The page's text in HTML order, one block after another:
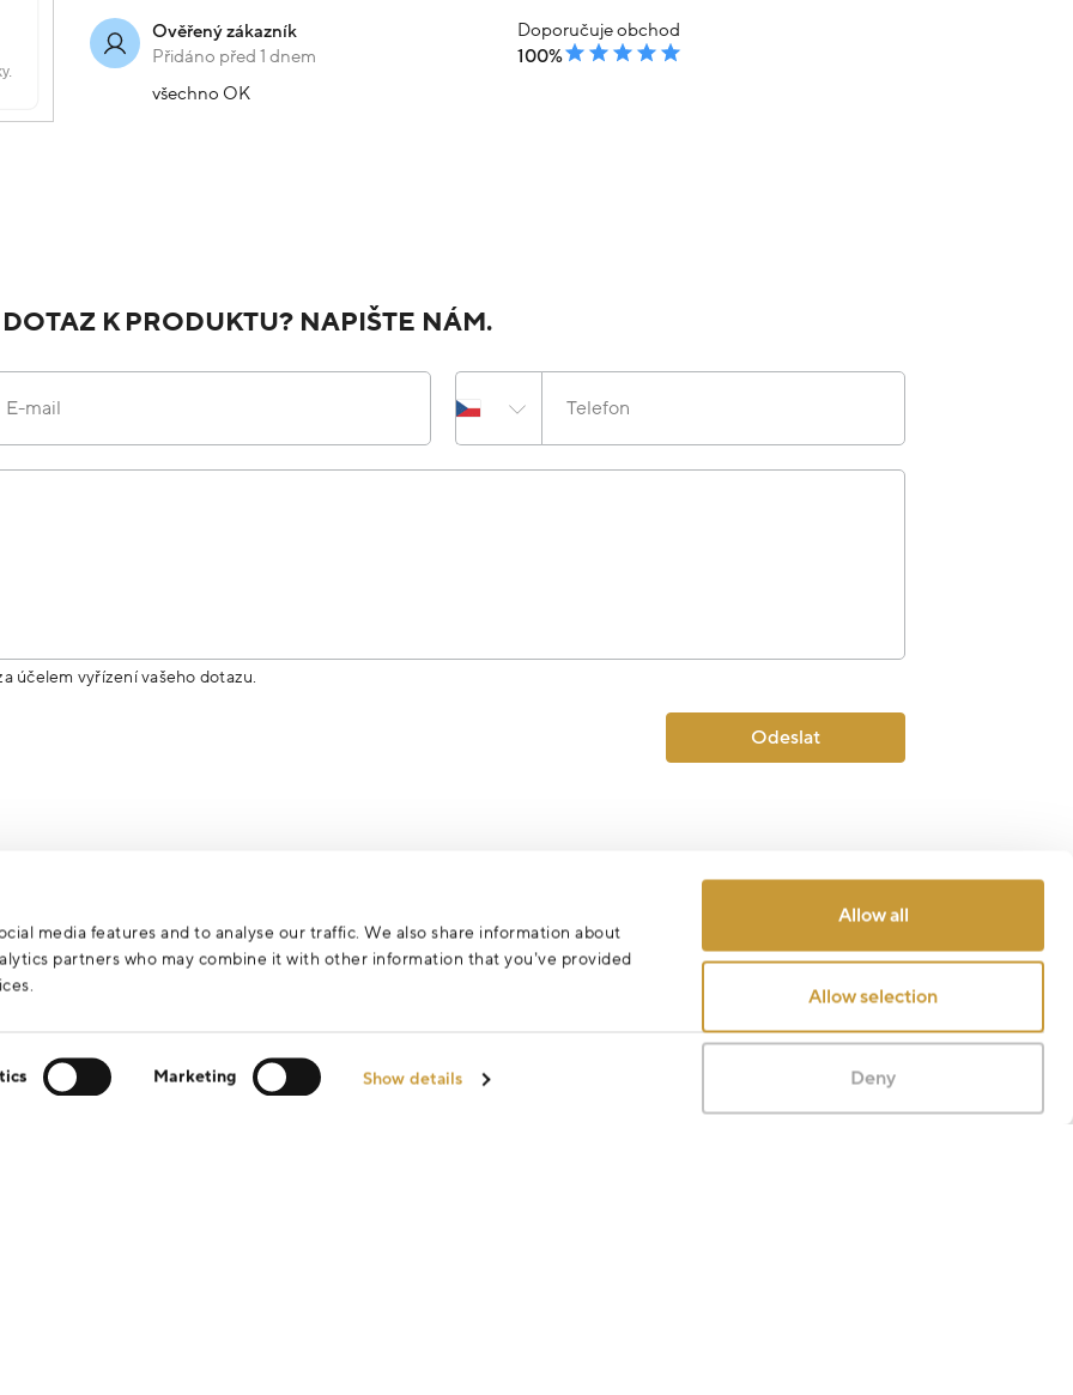
media features and to analyse our traffic. We also share information about
partners who may combine it with other information that you’ve provided
Marketing Show details
Allow all
Allow selection
Deny
Ověřený zákazník
Přidáno před 1 dnem
Doporučuje obchod
100%
všechno OK
K PRODUKTU? NAPIŠTE NÁM.
E-mail Telefon
účelem vyřízení vašeho dotazu.
Odeslat